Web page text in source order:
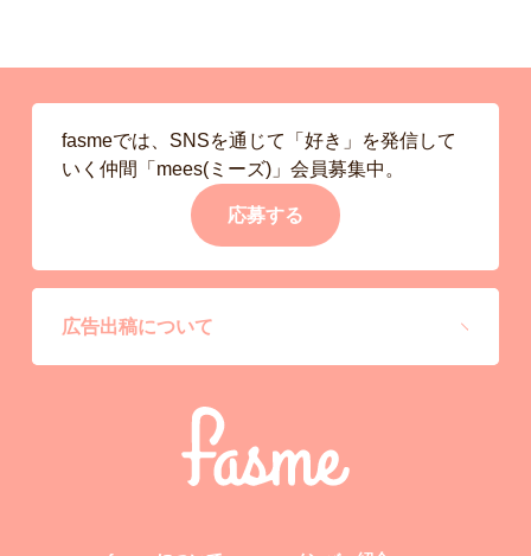
fasmeでは、SNSを通じて「好き」を発信して
いく仲間「mees(ミーズ)」会員募集中。
応募する
広告出稿について